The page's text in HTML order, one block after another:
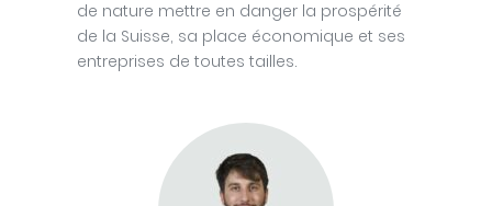
de nature mettre en danger la prospérité
de la Suisse, sa place économique et ses
entreprises de toutes tailles.